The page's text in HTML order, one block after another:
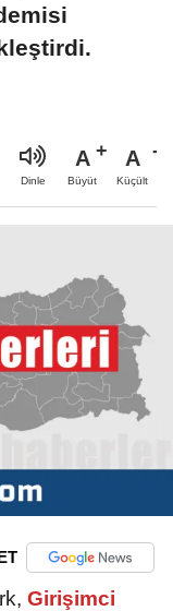
Dinle
A
Büyüt
A
Küçült
Girişimci